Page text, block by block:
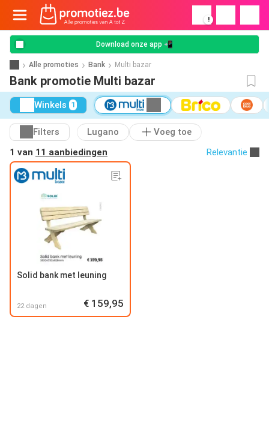
!
Download onze app 📲
Alle promoties Bank Multi bazar
Bank promotie Multi bazar
Winkels 1
Filters Lugano
Voeg toe
1 van 11 aanbiedingen Relevantie
Solid bank met leuning
22 dagen € 159,95